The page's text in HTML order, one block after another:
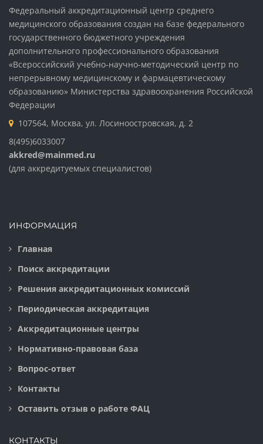
Федеральный аккредитационный центр среднего
медицинского образования создан на базе федерального
государственного бюджетного учреждения
дополнительного профессионального образования
«Всероссийский учебно-научно-методический центр по
непрерывному медицинскому и фармацевтическому
образованию» Министерства здравоохранения Российской
Федерации
107564, Москва, ул. Лосиноостровская, д. 2
8(495)6033007
akkred@mainmed.ru
(для аккредитуемых специалистов)
ИНФОРМАЦИЯ
Главная
Поиск аккредитации
Решения аккредитационных комиссий
Периодическая аккредитация
Аккредитационные центры
Нормативно-правовая база
Вопрос-ответ
Контакты
Оставить отзыв о работе ФАЦ
КОНТАКТЫ